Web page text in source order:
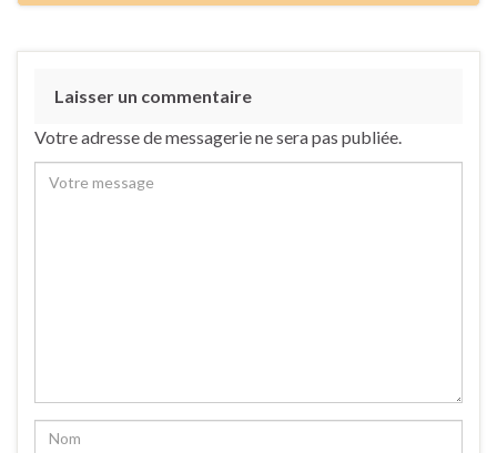
Laisser un commentaire
Votre adresse de messagerie ne sera pas publiée.